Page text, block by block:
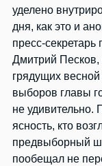
уделено
дня, как это и
пресс-секретарь
Дмитрий Песков,
грядущих
выборов главы
не удивительно.
ясность, кто
предвыборный
пообещал не